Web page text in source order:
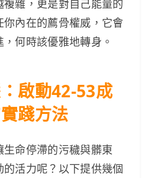
雜，更是對自己能量的
內在的薦骨權威，它會
何時該優雅地轉身。
啟動42-53成
踐方法
命停滯的污穢與髒東
活力呢？以下提供幾個